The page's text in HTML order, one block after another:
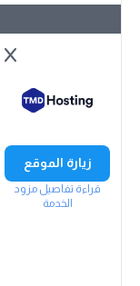
زيارة الموقع
قراءة تفاصيل مزود
الخدمة